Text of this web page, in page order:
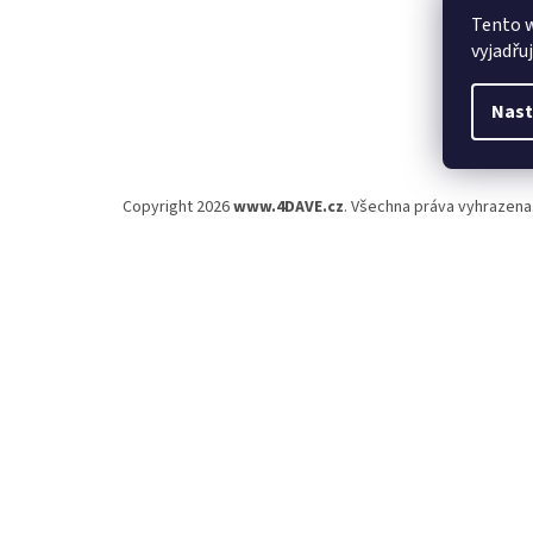
Tento
Copyright 2026www.4DAVE.cz. Všechna práva vyhrazena.